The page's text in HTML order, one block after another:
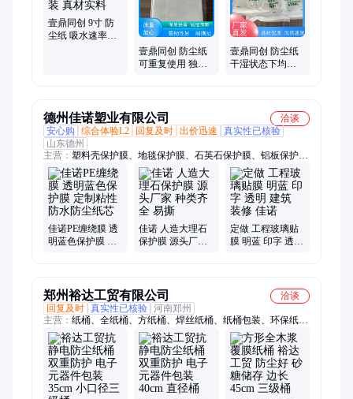
布、美纹胶带、PET绿色高温胶带、3M600胶带、胶刮
壹鼎同创 9寸 防
尘纸 吸水速率快
壹鼎同创 防尘纸
可重复使用 独立
壹鼎同创 防尘纸
干湿状态下均不
德州佳诺塑业有限公司
洽谈
安心购
综合体验L2 回复及时 出价迅速
真实性已核验
山东德州
主营： 塑料壳保护膜、地毯保护膜、石英石保护膜、铝板保护
膜、门窗保护膜、保温板保护膜、自粘透明pe膜、铝单板保护
膜、玻璃保护膜、彩钢板保护膜、不锈钢板保护膜、家具保护
膜、橱柜板保护膜、踢脚线保护膜、防盗门保护膜、地板保护
膜、彩涂板保护膜、铝塑板保护膜、镜面板保护膜、装饰板保护
膜、UV板保护膜、彩晶玻璃保护膜、防火板保护膜、净化板保
护膜
佳诺PE缠绕膜 透
明蓝色保护膜 定
佳诺 人造大理石
保护膜 源头厂家
定做 工程玻璃贴
膜 明蓝 印字 透明
郑州裕达工贸有限公司
洽谈
回复及时 真实性已核验 河南郑州
主营： 纸桶、全纸桶、方纸桶、焊丝纸桶、纸桶包装、环保纸
桶、彩色纸桶、手柄纸桶、纸桶生产厂家、郑州纸桶、河南纸
桶、出口纸桶、定制纸桶、危包纸桶、内覆膜纸桶、出口包装桶